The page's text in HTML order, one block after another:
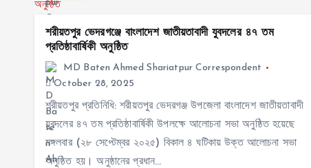
শরীয়তপুর ভেদরগঞ্জে বাংলাদেশ জাতীয়তাবাদী যুবদলের ৪৭ তম
প্রতিষ্ঠাবার্ষিকী অনুষ্ঠিত
MD Baten Ahmed Shariatpur Correspondent
October 28, 2025
শরীয়তপুর প্রতিনিধি: শরীয়তপুর ভেদরগঞ্জ উপজেলা বাংলাদেশ জাতীয়তাবাদী
যুবদলের ৪৭ তম প্রতিষ্ঠাবার্ষিকী উপলক্ষে আলোচনা সভা অনুষ্ঠিত হয়েছে
মঙ্গলবার (২৮ সেপ্টেম্বর ২০২৫) বিকাল ৪ ঘটিকায় উক্ত আলোচনা সভা
অনুষ্ঠিত হয়। অনুষ্ঠানের প্রধান…